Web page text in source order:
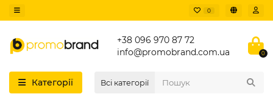
0
+38 096 970 87 72
info@promobrand.com.ua
0
Категорії Всі категорії